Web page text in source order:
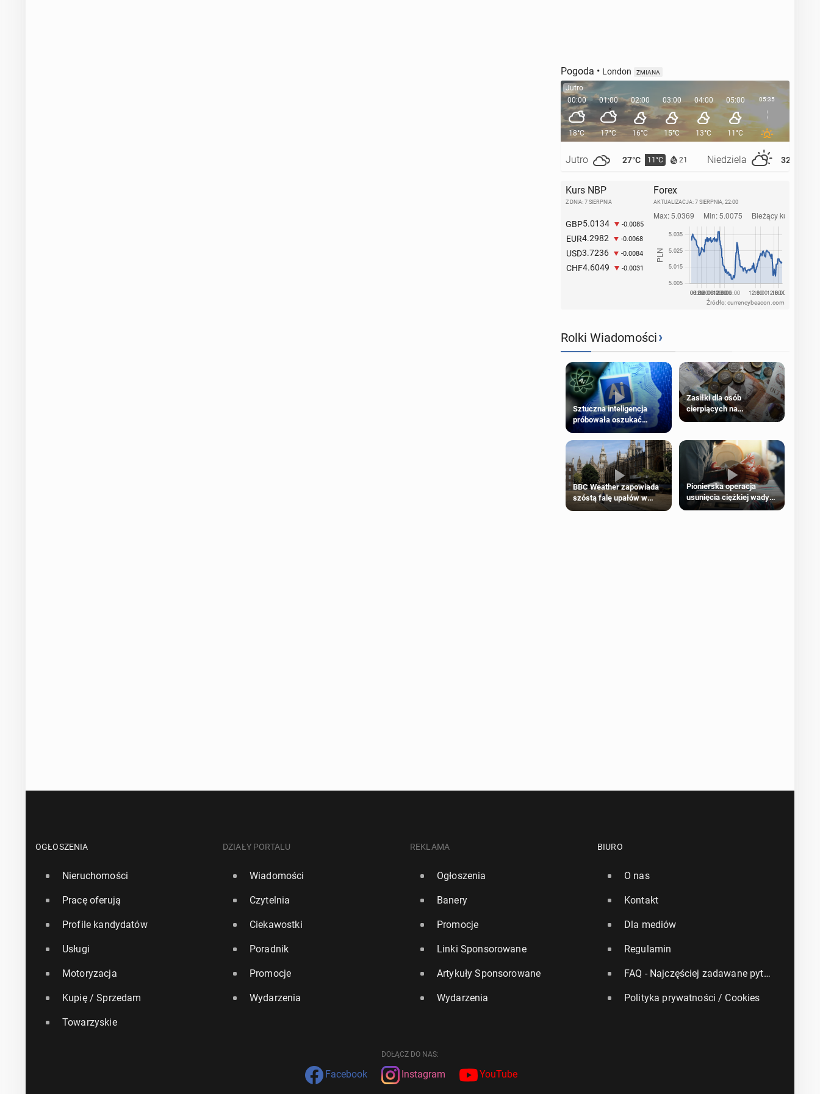
Pogoda • London ZMIANA
Jutro
00:00
18°C
Jutro 27°C 11°C 21 Niedziela 32°C
01:00
17°C
02:00
16°C
03:00
15°C
04:00
13°C
05:00
11°C
05:35 06:00
Kurs NBP
Z DNIA: 7 SIERPNIA
GBP5.0134 -0.0085
EUR4.2982 -0.0068
USD3.7236 -0.0084
CHF4.6049 -0.0031
Forex
AKTUALIZACJA: 7 SIERPNIA, 22:00
Źródło: currencybeacon.com
Rolki Wiadomości›
Sztuczna inteligencja
próbowała oszukać
człowieka
Zasiłki dla osób
cierpiących na
schorzenia psychiczne
BBC Weather zapowiada
szóstą falę upałów w
Londynie
Pionierska operacja
usunięcia ciężkiej wady
wrodzonej płodu w łonie
OGŁOSZENIA
Nieruchomości
Pracę oferują
Profile kandydatów
Usługi
Motoryzacja
Kupię / Sprzedam
Towarzyskie
DZIAŁY PORTALU
Wiadomości
Czytelnia
Ciekawostki
Poradnik
Promocje
Wydarzenia
REKLAMA
Ogłoszenia
Banery
Promocje
Linki Sponsorowane
Artykuły Sponsorowane
Wydarzenia
BIURO
O nas
Kontakt
Dla mediów
Regulamin
FAQ - Najczęściej zadawane pytania
Polityka prywatności / Cookies
DOŁĄCZ DO NAS:
Facebook Instagram YouTube